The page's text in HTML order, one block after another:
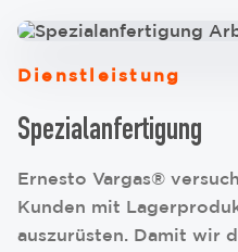
Dienstleistung
Spezialanfertigung
Ernesto Vargas®
Kunden mit
auszurüsten. Damit wir